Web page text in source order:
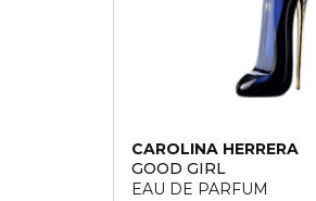
CAROLINA HERRERA
GOOD GIRL
EAU DE PARFUM